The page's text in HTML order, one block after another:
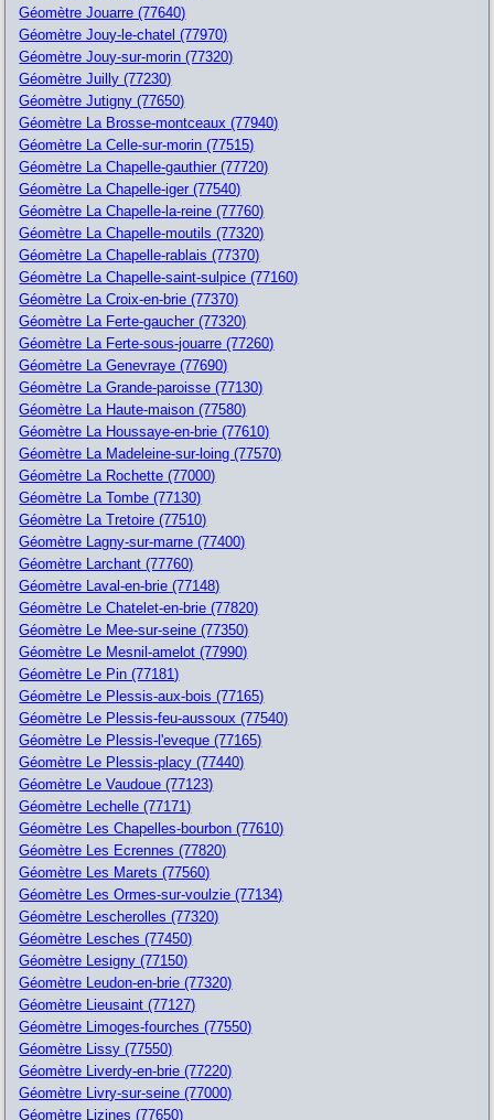
Géomètre Jouarre (77640)
Géomètre Jouy-le-chatel (77970)
Géomètre Jouy-sur-morin (77320)
Géomètre Juilly (77230)
Géomètre Jutigny (77650)
Géomètre La Brosse-montceaux (77940)
Géomètre La Celle-sur-morin (77515)
Géomètre La Chapelle-gauthier (77720)
Géomètre La Chapelle-iger (77540)
Géomètre La Chapelle-la-reine (77760)
Géomètre La Chapelle-moutils (77320)
Géomètre La Chapelle-rablais (77370)
Géomètre La Chapelle-saint-sulpice (77160)
Géomètre La Croix-en-brie (77370)
Géomètre La Ferte-gaucher (77320)
Géomètre La Ferte-sous-jouarre (77260)
Géomètre La Genevraye (77690)
Géomètre La Grande-paroisse (77130)
Géomètre La Haute-maison (77580)
Géomètre La Houssaye-en-brie (77610)
Géomètre La Madeleine-sur-loing (77570)
Géomètre La Rochette (77000)
Géomètre La Tombe (77130)
Géomètre La Tretoire (77510)
Géomètre Lagny-sur-marne (77400)
Géomètre Larchant (77760)
Géomètre Laval-en-brie (77148)
Géomètre Le Chatelet-en-brie (77820)
Géomètre Le Mee-sur-seine (77350)
Géomètre Le Mesnil-amelot (77990)
Géomètre Le Pin (77181)
Géomètre Le Plessis-aux-bois (77165)
Géomètre Le Plessis-feu-aussoux (77540)
Géomètre Le Plessis-l'eveque (77165)
Géomètre Le Plessis-placy (77440)
Géomètre Le Vaudoue (77123)
Géomètre Lechelle (77171)
Géomètre Les Chapelles-bourbon (77610)
Géomètre Les Ecrennes (77820)
Géomètre Les Marets (77560)
Géomètre Les Ormes-sur-voulzie (77134)
Géomètre Lescherolles (77320)
Géomètre Lesches (77450)
Géomètre Lesigny (77150)
Géomètre Leudon-en-brie (77320)
Géomètre Lieusaint (77127)
Géomètre Limoges-fourches (77550)
Géomètre Lissy (77550)
Géomètre Liverdy-en-brie (77220)
Géomètre Livry-sur-seine (77000)
Géomètre Lizines (77650)